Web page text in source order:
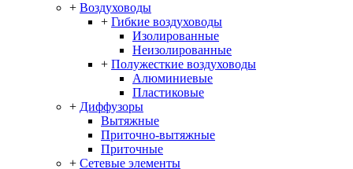
+ Воздуховоды
+ Гибкие воздуховоды
Изолированные
Неизолированные
+ Полужесткие воздуховоды
Алюминиевые
Пластиковые
+ Диффузоры
Вытяжные
Приточно-вытяжные
Приточные
+ Сетевые элементы